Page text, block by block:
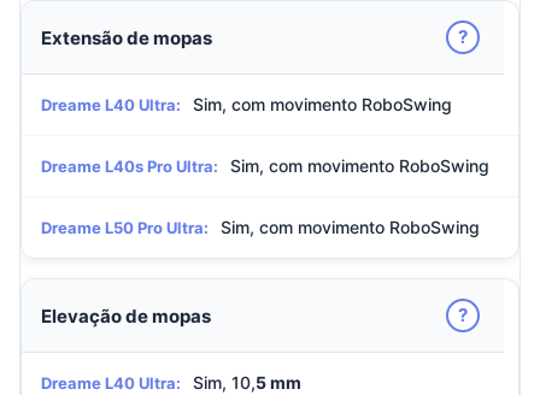
Extensão de mopas ?
Dreame L40 Ultra: Sim, com movimento RoboSwing
Dreame L40s Pro Ultra: Sim, com movimento RoboSwing
Dreame L50 Pro Ultra: Sim, com movimento RoboSwing
Elevação de mopas ?
Dreame L40 Ultra: Sim, 10,5 mm